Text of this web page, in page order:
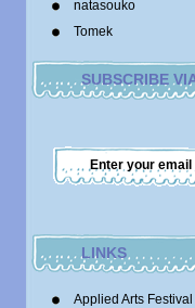
natasouko
Tomek
SUBSCRIBE
LINKS
Applied Arts Festival